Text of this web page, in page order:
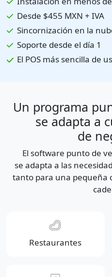
Desde $455 MXN + IVA
Sincornización en la
Soporte desde el día 1
El POS más sencilla de
Un programa
se adapta a
de
El software punto de
se adapta a las
tanto para una pequeña
Restaurantes